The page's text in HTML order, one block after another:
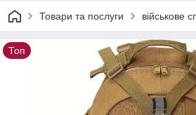
Товари та послуги військове
Топ